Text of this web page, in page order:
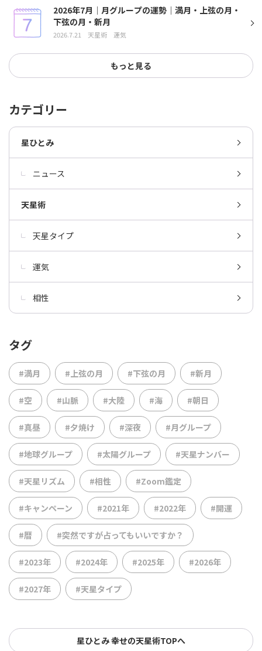
2026年7月｜月グループの運勢｜満月・上弦の月・
下弦の月・新月
2026.7.21 天星術 運気
もっと見る
カテゴリー
星ひとみ
ニュース
天星術
天星タイプ
運気
相性
タグ
#満月 #上弦の月 #下弦の月 #新月
#空 #山脈 #大陸 #海 #朝日
#真昼 #夕焼け #深夜 #月グループ
#地球グループ #太陽グループ #天星ナンバー
#天星リズム #相性 #Zoom鑑定
#キャンペーン #2021年 #2022年 #開運
#暦 #突然ですが占ってもいいですか？
#2023年 #2024年 #2025年 #2026年
#2027年 #天星タイプ
星ひとみ 幸せの天星術TOPへ